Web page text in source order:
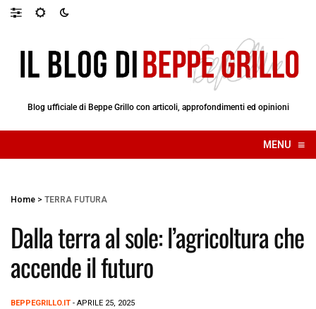
Blog ufficiale di Beppe Grillo con articoli, approfondimenti ed opinioni
MENU ≡
☰
Home > TERRA FUTURA
Dalla terra al sole: l’agricoltura che
accende il futuro
BEPPEGRILLO.IT - APRILE 25, 2025